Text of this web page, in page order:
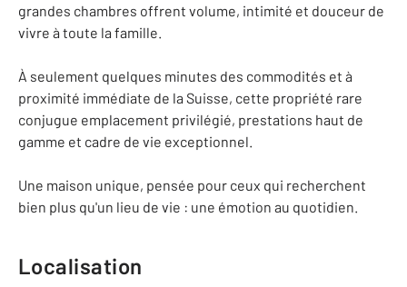
grandes chambres offrent volume, intimité et douceur de
vivre à toute la famille.
À seulement quelques minutes des commodités et à
proximité immédiate de la Suisse, cette propriété rare
conjugue emplacement privilégié, prestations haut de
gamme et cadre de vie exceptionnel.
Une maison unique, pensée pour ceux qui recherchent
bien plus qu'un lieu de vie : une émotion au quotidien.
Localisation